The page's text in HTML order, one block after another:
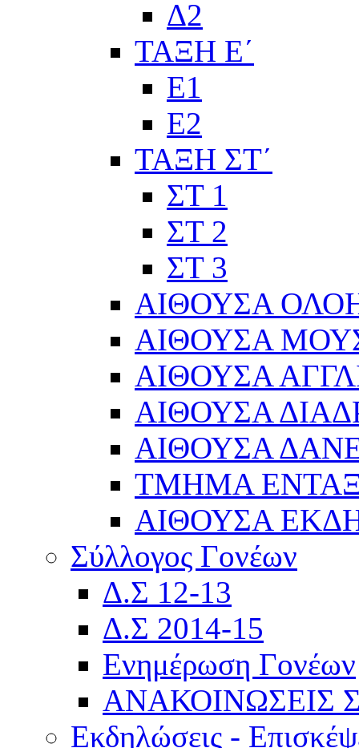
Δ2
ΤΑΞΗ Ε΄
Ε1
Ε2
ΤΑΞΗ ΣΤ΄
ΣΤ 1
ΣΤ 2
ΣΤ 3
ΑΙΘΟΥΣΑ
ΑΙΘΟΥΣΑ
ΑΙΘΟΥΣΑ
ΑΙΘΟΥΣΑ
ΑΙΘΟΥΣΑ
ΤΜΗΜΑ
ΑΙΘΟΥΣΑ
Σύλλογος Γονέων
Δ.Σ 12-13
Δ.Σ 2014-15
Ενημέρωση Γονέων
ΑΝΑΚΟΙΝΩΣΕΙΣ
Εκδηλώσεις -